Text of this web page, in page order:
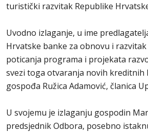
turistički razvitak Republike
Uvodno izlaganje, u ime
Hrvatske banke za obnovu i
poticanja programa i projekata
svezi toga otvaranja novih kreditnih
gospođa Ružica Adamović, članica
U svojemu je izlaganju gospodin
predsjednik Odbora, posebno